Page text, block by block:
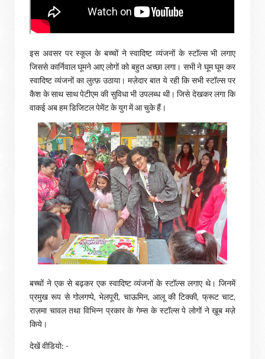
इस अवसर पर स्कूल के बच्चों ने स्वादिष्ट व्यंजनों के स्टॉल्स भी लगाए
जिससे कार्निवाल घूमने आए लोगों को बहुत अच्छा लगा। सभी ने घूम घूम कर
स्वादिष्ट व्यंजनों का लुत्फ़ उठाया। मज़ेदार बात ये रही कि सभी स्टॉल्स पर
कैश के साथ साथ पेटीएम की सुविधा भी उपलब्ध थी। जिसे देखकर लगा कि
वाकई अब हम डिजिटल पेमेंट के युग में आ चुके हैं।
बच्चों ने एक से बढ़कर एक स्वादिष्ट व्यंजनों के स्टॉल्स लगाए थे। जिनमें
प्रमुख रूप से गोलगप्पे, भेलपूरी, चाऊमिन, आलू की टिक्की, फ्रूट चाट,
राज़मा चावल तथा विभिन्न प्रकार के गेम्स के स्टॉल्स पे लोगों ने ख़ूब मज़े
किये।
देखें वीडियो: -